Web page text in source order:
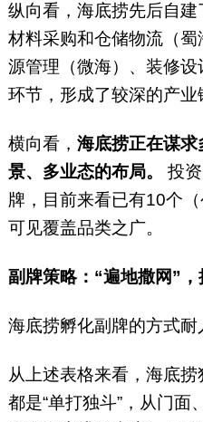
纵向看，海底捞先后自
材料采购和仓储物流（
源管理（微海）、装修
环节，形成了较深的产业
横向看， 海底捞正在谋
景、多业态的布局。 投
牌，目前来看已有10个
可见覆盖品类之广。
副牌策略：“遍地撒网”
海底捞孵化副牌的方式耐
从上述表格来看，海底
都是“单打独斗”，从门面